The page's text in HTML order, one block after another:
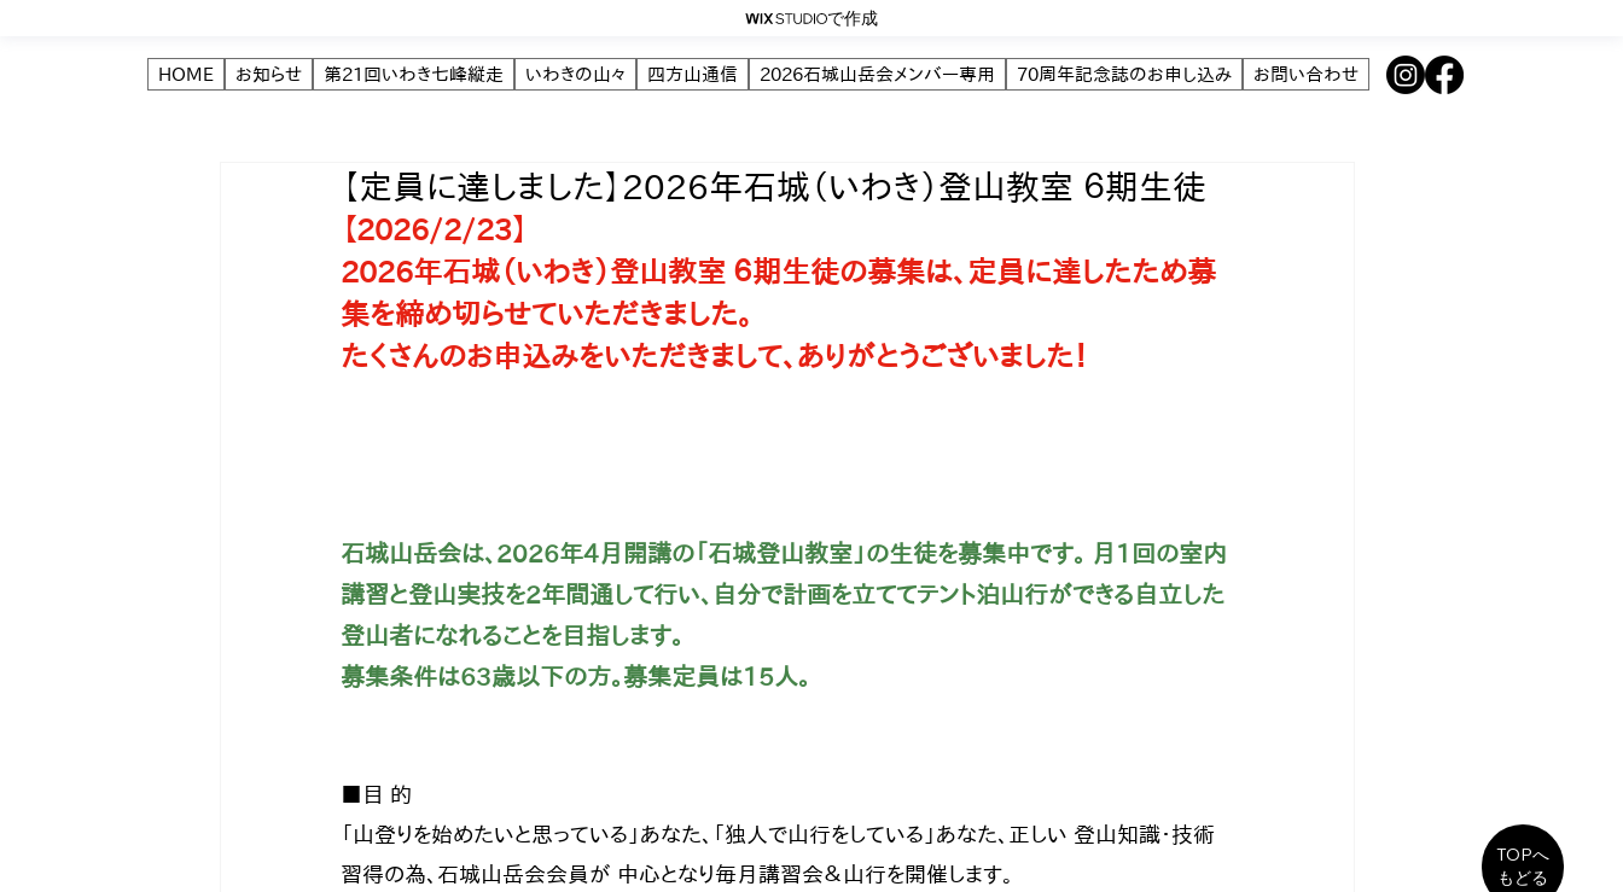
で作成
HOME お知らせ 第21回いわき七峰縦走 いわきの山々 四方山通信 2026石城山岳会メンバー専用 70周年記念誌のお申し込み お問い合わせ
【定員に達しました】2026年石城（いわき）登山教室 ６期生徒
【2026/2/23】
2026年石城（いわき）登山教室 ６期生徒の募集は、定員に達したため募
集を締め切らせていただきました。
たくさんのお申込みをいただきまして、ありがとうございました！
石城山岳会は、2026年4月開講の「石城登山教室」の生徒を募集中です。 月1回の室内
講習と登山実技を2年間通して行い、自分で計画を立ててテント泊山行ができる自立した
登山者になれることを目指します。
募集条件は63歳以下の方。募集定員は15人。
■目 的
「山登りを始めたいと思っている」あなた、「独人で山行をしている」あなた、正しい 登山知識・技術
習得の為、石城山岳会会員が 中心となり毎月講習会＆山行を開催します。
TOPへ
もどる